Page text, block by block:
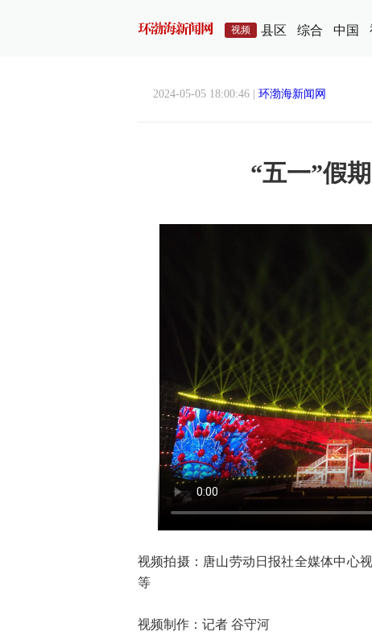
视频 县区 综合 中国
2024-05-05 18:00:46 | 环渤海新闻网
“五一”假
视频拍摄：唐山劳动日报社全媒体中心
等
视频制作：记者 谷守河